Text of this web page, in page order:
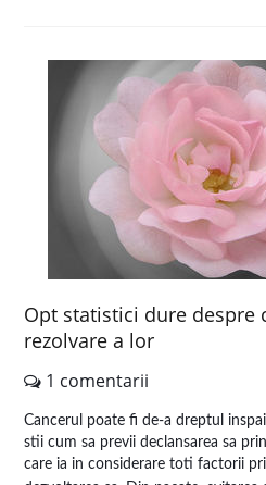
Opt statistici dure despre
rezolvare a lor
1 comentarii
Cancerul poate fi de-a dreptul
stii cum sa previi declansarea sa
care ia in considerare toti factorii